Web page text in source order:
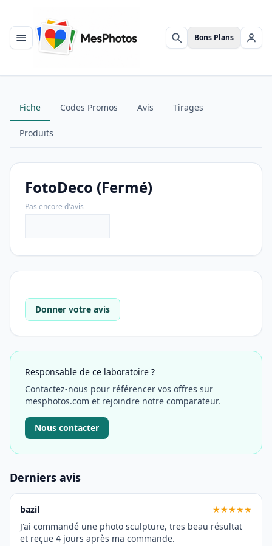
Menu Rechercher
Bons Plans Se
Fiche Codes Promos Avis Tirages
Produits
FotoDeco (Fermé)
Pas encore d'avis
Donner votre avis
Responsable de ce laboratoire ?
Contactez-nous pour référencer vos offres sur
mesphotos.com et rejoindre notre comparateur.
Nous contacter
Derniers avis
bazil
★★★★★
J'ai commandé une photo sculpture, tres beau résultat
et reçue 4 jours après ma commande.